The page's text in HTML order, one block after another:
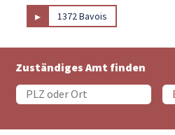
▸ 1372 Bavois
Zuständiges Amt finden